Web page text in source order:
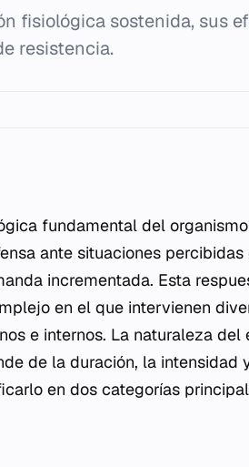
fisiológica sostenida, sus
resistencia.
fundamental del
ante situaciones percibidas
incrementada. Esta
en el que intervienen
e internos. La naturaleza del
de la duración, la intensidad
en dos categorías